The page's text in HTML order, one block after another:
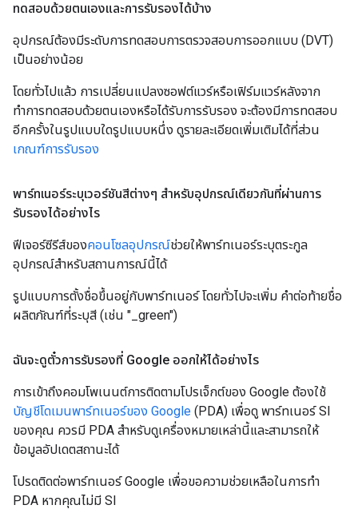
ทดสอบด้วยตนเองและการรับรองได้บ้าง
อุปกรณ์ต้องมีระดับการทดสอบการตรวจสอบการออกแบบ (DVT)
เป็นอย่างน้อย
โดยทั่วไปแล้ว การเปลี่ยนแปลงซอฟต์แวร์หรือเฟิร์มแวร์หลังจาก
ทำการทดสอบด้วยตนเองหรือได้รับการรับรอง จะต้องมีการทดสอบ
อีกครั้งในรูปแบบใดรูปแบบหนึ่ง ดูรายละเอียดเพิ่มเติมได้ที่ส่วน
เกณฑ์การรับรอง
พาร์ทเนอร์ระบุเวอร์ชันสีต่างๆ สำหรับอุปกรณ์เดียวกันที่ผ่านการ
รับรองได้อย่างไร
ฟีเจอร์ซีรีส์ของคอนโซลอุปกรณ์ช่วยให้พาร์ทเนอร์ระบุตระกูล
อุปกรณ์สำหรับสถานการณ์นี้ได้
รูปแบบการตั้งชื่อขึ้นอยู่กับพาร์ทเนอร์ โดยทั่วไปจะเพิ่ม คำต่อท้ายชื่อ
ผลิตภัณฑ์ที่ระบุสี (เช่น "_green")
ฉันจะดูตั๋วการรับรองที่ Google ออกให้ได้อย่างไร
การเข้าถึงคอมโพเนนต์การติดตามโปรเจ็กต์ของ Google ต้องใช้
บัญชีโดเมนพาร์ทเนอร์ของ Google (PDA) เพื่อดู พาร์ทเนอร์ SI
ของคุณ ควรมี PDA สำหรับดูเครื่องหมายเหล่านี้และสามารถให้
ข้อมูลอัปเดตสถานะได้
โปรดติดต่อพาร์ทเนอร์ Google เพื่อขอความช่วยเหลือในการทำ
PDA หากคุณไม่มี SI